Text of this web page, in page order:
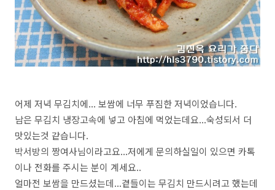
어제 저녁 무김치에... 보쌈에 너무 푸짐한 저녁이었습니다.
남은 무김치 냉장고속에 넣고 아침에 먹었는데요...숙성되서 더
맛있는것 같습니다.
박서방의 짱여사님이라고요...저에게 문의하실일이 있으면 카톡
이나 전화를 주시는 분이 계세요..
얼마전 보쌈을 만드셨는데...곁들이는 무김치 만드시려고 했는데